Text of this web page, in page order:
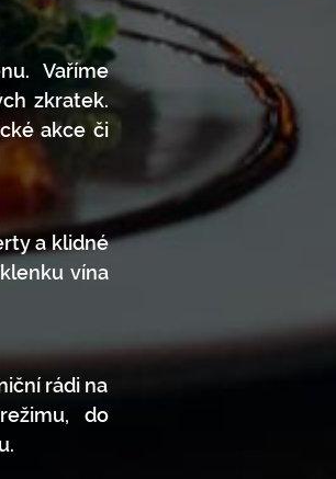
Vaříme
zkratek.
akce či
a klidné
vína
rádi na
do